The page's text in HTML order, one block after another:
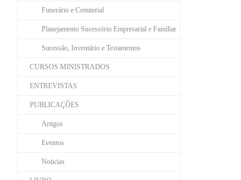
Funerário e Cemiterial
Planejamento Sucessório Empresarial e Familiar
Sucessão, Inventário e Testamentos
CURSOS MINISTRADOS
ENTREVISTAS
PUBLICAÇÕES
Artigos
Eventos
Noticias